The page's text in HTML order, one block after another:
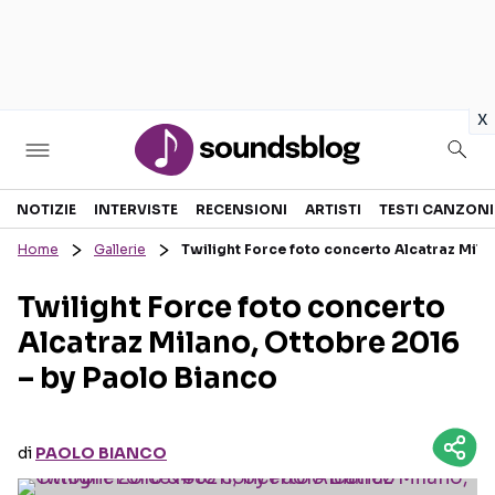
x
Sezioni
RECENSIONI MUSICALI
INTERVISTE
GOSSIP E CURIOSITÀ
TESTI CANZONI
TOUR ED EVENTI
TALENT SHOW
NOTIZIE INTERVISTE RECENSIONI ARTISTI TESTI CANZONI
Home Gallerie Twilight Force foto concerto Alcatraz
Twilight Force foto concerto
Alcatraz Milano, Ottobre 2016
– by Paolo Bianco
di PAOLO BIANCO